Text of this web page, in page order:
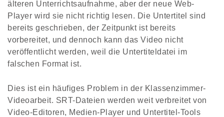
älteren Unterrichtsaufnahme, aber der neue Web-
Player wird sie nicht richtig lesen. Die Untertitel sind
bereits geschrieben, der Zeitpunkt ist bereits
vorbereitet, und dennoch kann das Video nicht
veröffentlicht werden, weil die Untertiteldatei im
falschen Format ist.
Dies ist ein häufiges Problem in der Klassenzimmer-
Videoarbeit. SRT-Dateien werden weit verbreitet von
Video-Editoren, Medien-Player und Untertitel-Tools